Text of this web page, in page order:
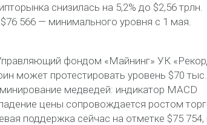
снизилась на 5,2% до $2,56 трлн.
566 — минимального уровня с 1 мая.
фондом «Майнинг» УК
может протестировать уровень $70
медведей: индикатор MACD
цены сопровождается ростом
поддержка сейчас на отметке $75 754,